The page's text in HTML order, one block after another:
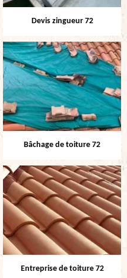
Devis zingueur 72
Bâchage de toiture 72
Entreprise de toiture 72